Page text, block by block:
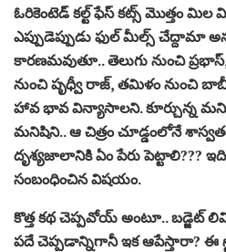
ఓరికెంటెడ్ క‌ల్ట్ ఫేస్ క‌ట్స్ మొత్తం
ఎప్పుడెప్పుడు ఫుల్ మీల్స్ చేద్దామా
కార‌ణ‌మ‌వుతూ.. తెలుగు నుంచి
నుంచి పృధ్వీ రాజ్, త‌మిళం నుంచి
హావ భావ విన్యాసాల‌ని. కూర్చున్న
మ‌నిషిని.. ఆ చిత్రం చూడ్డంలోనే
దృశ్య‌జాలానికి ఏం పేరు పెట్టాలి???
సంబంధించిన విష‌యం.
కొత్త క‌థ చెప్ప‌వోయ్ అంటూ.. బ‌డ్జెట్
ప‌దే చెప్ప‌డాన్నిగానీ ఇక ఆపేస్తారా? ఈ